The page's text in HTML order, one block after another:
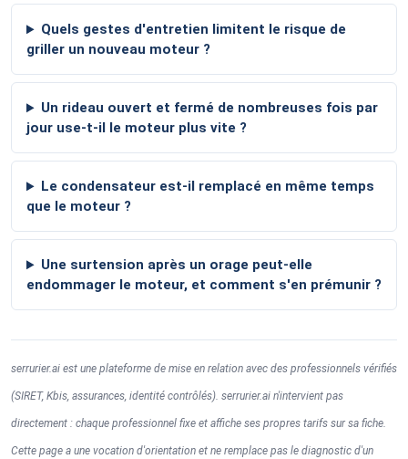
Quels gestes d'entretien limitent le risque de
griller un nouveau moteur ?
Un rideau ouvert et fermé de nombreuses fois par
jour use-t-il le moteur plus vite ?
Le condensateur est-il remplacé en même temps
que le moteur ?
Une surtension après un orage peut-elle
endommager le moteur, et comment s'en prémunir ?
serrurier.ai est une plateforme de mise en relation avec des professionnels vérifiés
(SIRET, Kbis, assurances, identité contrôlés). serrurier.ai n'intervient pas
directement : chaque professionnel fixe et affiche ses propres tarifs sur sa fiche.
Cette page a une vocation d'orientation et ne remplace pas le diagnostic d'un